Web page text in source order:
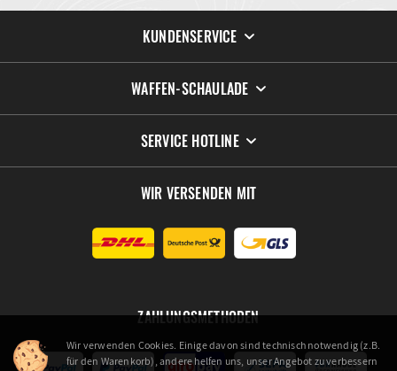
KUNDENSERVICE
WAFFEN-SCHAULADE
SERVICE HOTLINE
WIR VERSENDEN MIT
ZAHLUNGSMETHODEN
Wir verwenden Cookies. Einige davon sind technisch notwendig (z.B.
für den Warenkorb), andere helfen uns, unser Angebot zu verbessern